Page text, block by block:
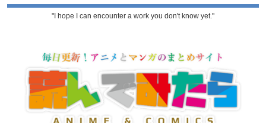
"I hope I can encounter a work you don't know yet."